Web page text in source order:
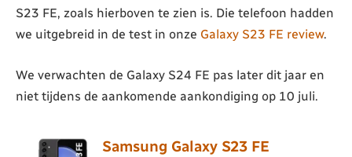
S23 FE, zoals hierboven te zien is. Die telefoon hadden
we uitgebreid in de test in onze Galaxy S23 FE review.
We verwachten de Galaxy S24 FE pas later dit jaar en
niet tijdens de aankomende aankondiging op 10 juli.
Samsung Galaxy S23 FE